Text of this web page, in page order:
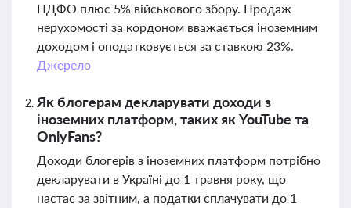
ПДФО плюс 5% військового збору. Продаж
нерухомості за кордоном вважається іноземним
доходом і оподатковується за ставкою 23%.
Джерело
Як блогерам декларувати доходи з
іноземних платформ, таких як YouTube та
OnlyFans?
Доходи блогерів з іноземних платформ потрібно
декларувати в Україні до 1 травня року, що
настає за звітним, а податки сплачувати до 1